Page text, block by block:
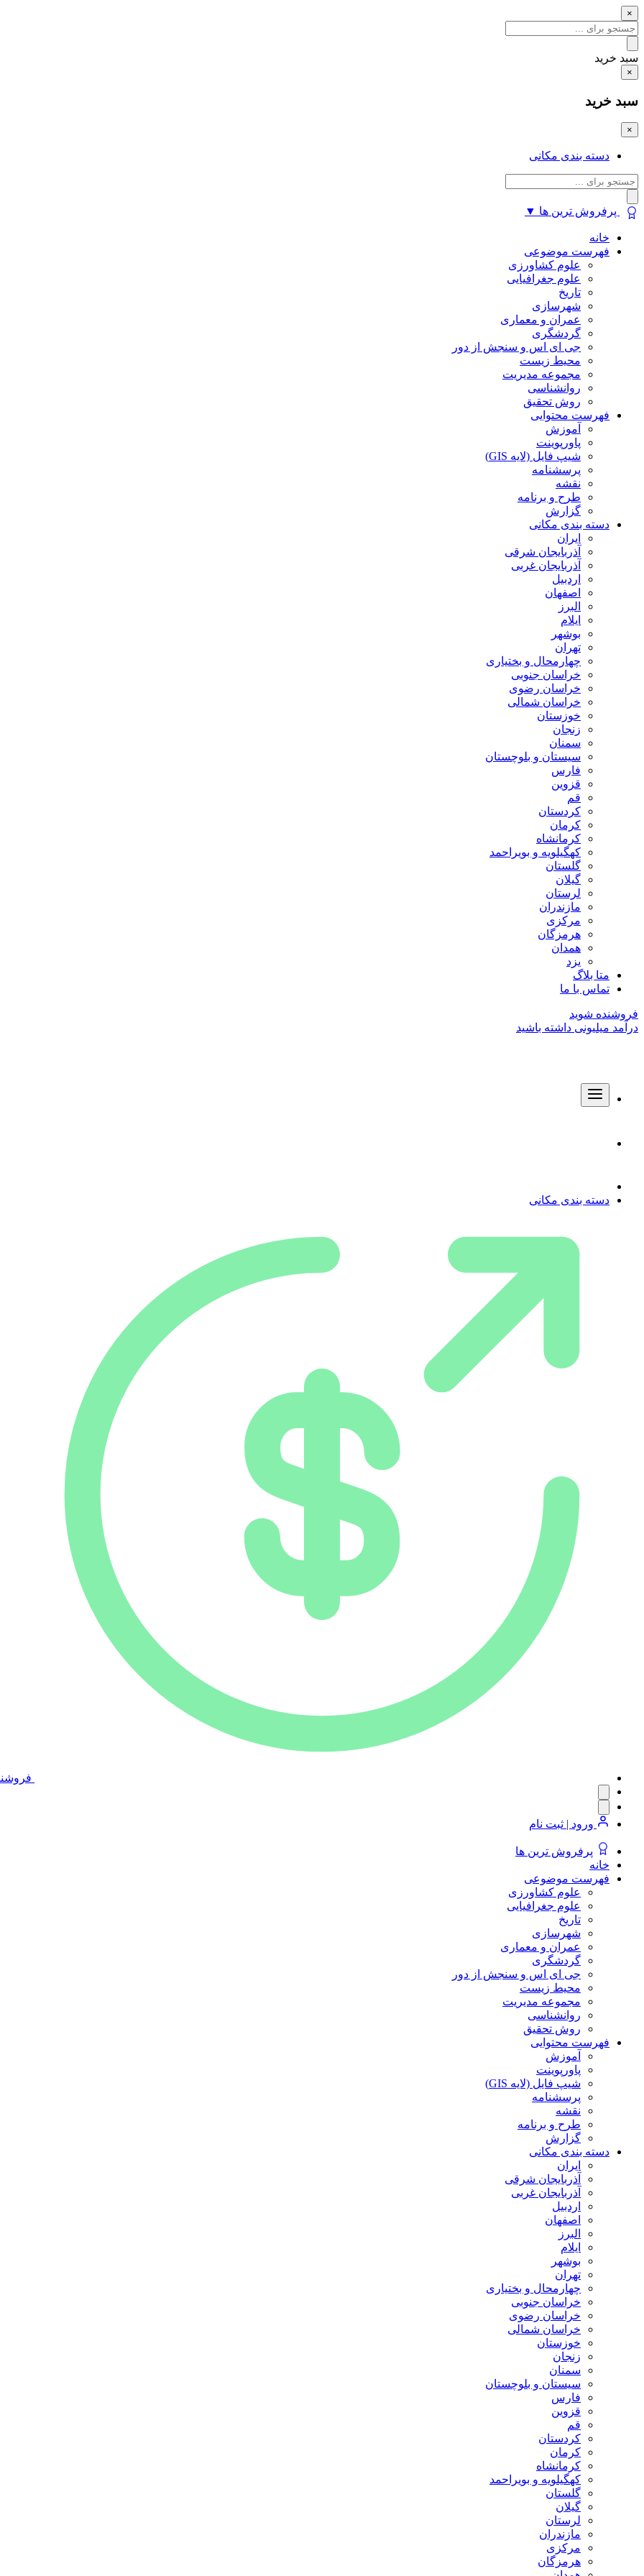
×
سبد خرید
×
سبد خرید
×
دسته بندی مکانی
پرفروش ترین ها ▼
خانه
فهرست موضوعی
علوم کشاورزی
علوم جغرافیایی
تاریخ
شهرسازی
عمران و معماری
گردشگری
جی ای اس و سنجش از دور
محیط زیست
مجموعه مدیریت
روانشناسی
روش تحقیق
فهرست محتوایی
آموزش
پاورپوینت
شیپ فایل (لایه GIS)
پرسشنامه
نقشه
طرح و برنامه
گزارش
دسته بندی مکانی
ایران
آذربایجان شرقی
آذربایجان غربی
اردبیل
اصفهان
البرز
ایلام
بوشهر
تهران
چهارمحال و بختیاری
خراسان جنوبی
خراسان رضوی
خراسان شمالی
خوزستان
زنجان
سمنان
سیستان و بلوچستان
فارس
قزوین
قم
کردستان
کرمان
کرمانشاه
کهگیلویه و بویراحمد
گلستان
گیلان
لرستان
مازندران
مرکزی
هرمزگان
همدان
یزد
متا بلاگ
تماس با ما
فروشنده شوید
درآمد میلیونی داشته باشید
دسته بندی مکانی
ورود | ثبت نام
پرفروش ترین ها
خانه
فهرست موضوعی
علوم کشاورزی
علوم جغرافیایی
تاریخ
شهرسازی
عمران و معماری
گردشگری
جی ای اس و سنجش از دور
محیط زیست
مجموعه مدیریت
روانشناسی
روش تحقیق
فهرست محتوایی
آموزش
پاورپوینت
شیپ فایل (لایه GIS)
پرسشنامه
نقشه
طرح و برنامه
گزارش
دسته بندی مکانی
ایران
آذربایجان شرقی
آذربایجان غربی
اردبیل
اصفهان
البرز
ایلام
بوشهر
تهران
چهارمحال و بختیاری
خراسان جنوبی
خراسان رضوی
خراسان شمالی
خوزستان
زنجان
سمنان
سیستان و بلوچستان
فارس
قزوین
قم
کردستان
کرمان
کرمانشاه
کهگیلویه و بویراحمد
گلستان
گیلان
لرستان
مازندران
مرکزی
هرمزگان